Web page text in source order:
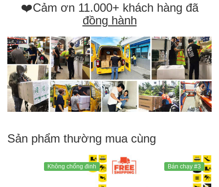
❤️Cảm ơn 11.000+ khách hàng đã
đồng hành
Sản phẩm thường mua cùng
Không chống đinh Bán chạy #3